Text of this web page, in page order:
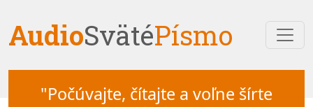
AudioSvätéPísmo
"Počúvajte, čítajte a voľne šírte